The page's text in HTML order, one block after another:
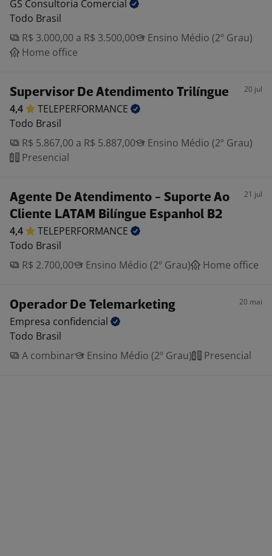
GS Consultoria Comercial
Todo Brasil
R$ 3.000,00 a R$ 3.500,00
Ensino Médio (2º Grau)
Home office
Supervisor De Atendimento Trilíngue 20 jul
4,4
TELEPERFORMANCE
Todo Brasil
R$ 5.867,00 a R$ 5.887,00
Ensino Médio (2º Grau)
Presencial
Agente De Atendimento - Suporte Ao
Cliente LATAM Bilíngue Espanhol B2
21 jul
4,4
TELEPERFORMANCE
Todo Brasil
R$ 2.700,00
Ensino Médio (2º Grau) Home office
Operador De Telemarketing 20 mai
Empresa confidencial
Todo Brasil
A combinar
Ensino Médio (2º Grau) Presencial